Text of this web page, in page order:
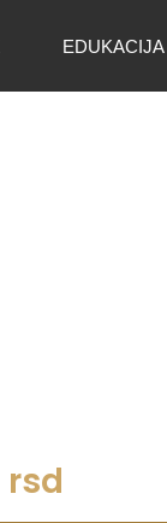
EDUKACIJA
rsd